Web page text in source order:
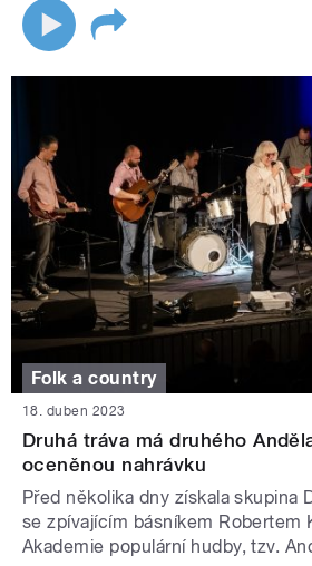
Folk a country
18. duben 2023
Druhá tráva má druhého
oceněnou nahrávku
Před několika dny získala skupina
se zpívajícím básníkem Robertem
Akademie populární hudby, tzv.